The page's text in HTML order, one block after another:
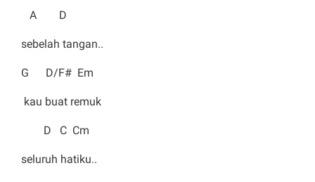
A D
sebelah tangan..
G D/F# Em
kau buat remuk
D C Cm
seluruh hatiku..